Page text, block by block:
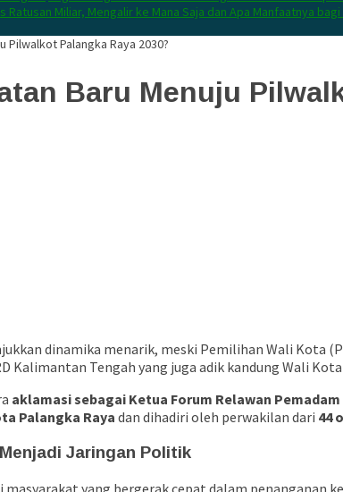
Ratusan Miliar, Mengalir ke Mana Saja dan Apa Manfaatnya
Pilwalkot Palangka Raya 2030?
Baru Menuju
dinamika menarik, meski Pemilihan Wali Kota
Kalimantan Tengah yang juga adik kandung Wali
aklamasi sebagai Ketua Forum Relawan
Palangka Raya dan dihadiri oleh perwakilan dari 44
Jaringan Politik
yang bergerak cepat dalam penanganan